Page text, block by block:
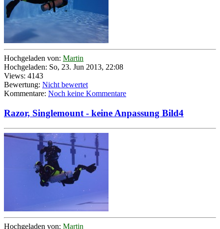
Hochgeladen von: Martin
Hochgeladen: So, 23. Jun 2013, 22:08
Views: 4143
Bewertung: Nicht bewertet
Kommentare: Noch keine Kommentare
Razor, Singlemount - keine Anpassung Bild4
Hochgeladen von: Martin